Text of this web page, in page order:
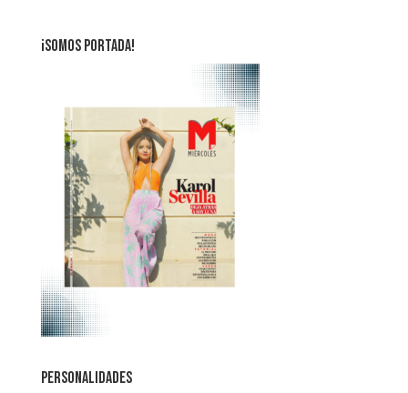
¡SOMOS PORTADA!
PERSONALIDADES